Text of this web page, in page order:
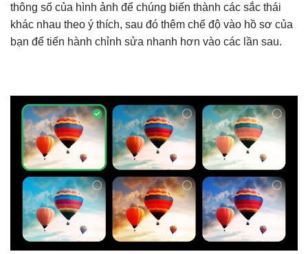
thông số của hình ảnh để chúng biến thành các sắc thái
khác nhau theo ý thích, sau đó thêm chế độ vào hồ sơ của
bạn để tiến hành chỉnh sửa nhanh hơn vào các lần sau.